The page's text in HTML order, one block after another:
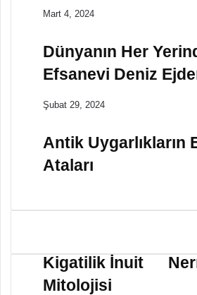
Mart 4, 2024
Dünyanın Her
Efsanevi Deniz
Şubat 29, 2024
Antik Uygarlıkların
Ataları
i
g
a
Kigatilik İnuit
Mitolojisi
e
r